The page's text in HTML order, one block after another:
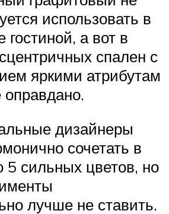
использовать в
гостиной, а вот в
спален с
яркими атрибутам
дизайнеры
сочетать в
5 сильных цветов, но
лучше не ставить.